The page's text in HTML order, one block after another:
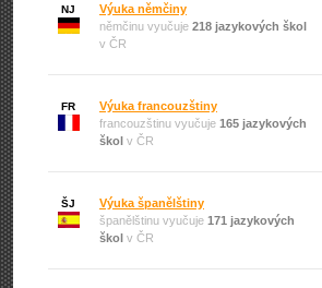
NJ
Výuka němčiny
němčinu vyučuje 218 jazykových škol
v ČR
FR
Výuka francouzštiny
francouzštinu vyučuje 165 jazykových
škol v ČR
ŠJ
Výuka španělštiny
španělštinu vyučuje 171 jazykových
škol v ČR